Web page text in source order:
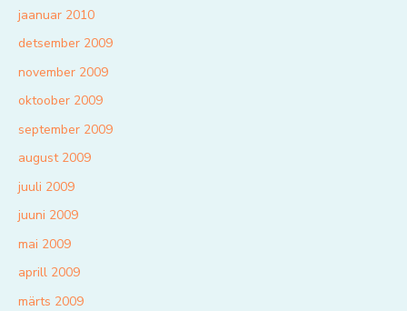
jaanuar 2010
detsember 2009
november 2009
oktoober 2009
september 2009
august 2009
juuli 2009
juuni 2009
mai 2009
aprill 2009
märts 2009